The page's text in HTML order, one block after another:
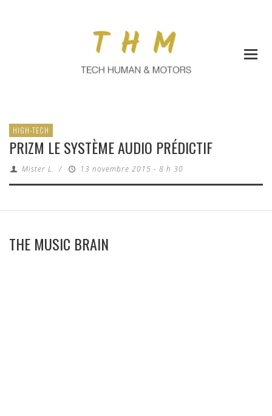
HIGH-TECH
PRIZM LE SYSTÈME AUDIO PRÉDICTIF
Mister L. / 13 novembre 2015 - 8 h 30
THE MUSIC BRAIN